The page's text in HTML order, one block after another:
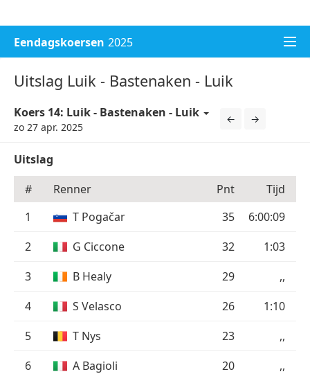
Eendagskoersen 2025
Uitslag Luik - Bastenaken - Luik
Koers 14: Luik - Bastenaken - Luik
zo 27 apr. 2025
← →
Uitslag
#
Renner Pnt
Tijd
1
T Pogačar 35
6:00:09
2
G Ciccone 32
1:03
3
B Healy 29
,,
4
S Velasco 26
1:10
5
T Nys 23
,,
6
A Bagioli 20
,,